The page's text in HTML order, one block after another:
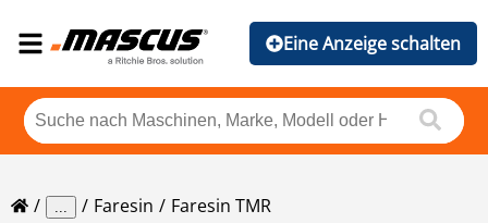
Eine Anzeige schalten
... Faresin Faresin TMR